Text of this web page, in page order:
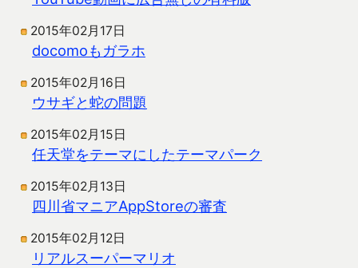
2015年02月17日
docomoもガラホ
2015年02月16日
ウサギと蛇の問題
2015年02月15日
任天堂をテーマにしたテーマパーク
2015年02月13日
四川省マニアAppStoreの審査
2015年02月12日
リアルスーパーマリオ